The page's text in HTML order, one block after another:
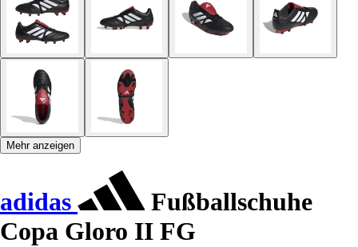
Mehr anzeigen
adidas
Fußballschuhe
Copa Gloro II FG